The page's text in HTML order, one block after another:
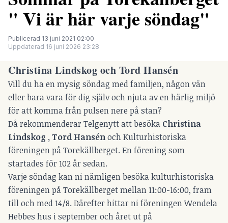
" Vi är här varje söndag"
Publicerad 13 juni 2021 02:00
Uppdaterad 16 juni 2026 23:28
Christina Lindskog och Tord Hansén
Vill du ha en mysig söndag med familjen, någon vän
eller bara vara för dig själv och njuta av en härlig miljö
för att komma från pulsen nere på stan?
Då rekommenderar Telgenytt att besöka Christina
Lindskog , Tord HansénochKulturhistoriska
föreningenpå Torekällberget. En förening som
startades för 102 år sedan.
Varje söndag kan ni nämligen besöka kulturhistoriska
föreningen på Torekällberget mellan 11:00-16:00, fram
till och med 14/8. Därefter hittar ni föreningen Wendela
Hebbes hus i september och året ut på